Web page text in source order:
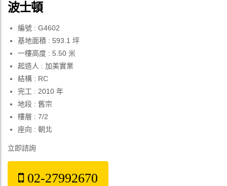
波士頓
編號 : G4602
基地面積 : 593.1 坪
一樓高度 : 5.50 米
起造人 : 加美實業
結構 : RC
完工 : 2010 年
地段 : 舊宗
樓層 : 7/2
座向 : 朝北
立即諮詢
02-27992670